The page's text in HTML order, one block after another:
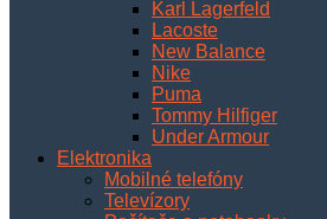
Karl Lagerfeld
Lacoste
New Balance
Nike
Puma
Tommy Hilfiger
Under Armour
Elektronika
Mobilné telefóny
Televízory